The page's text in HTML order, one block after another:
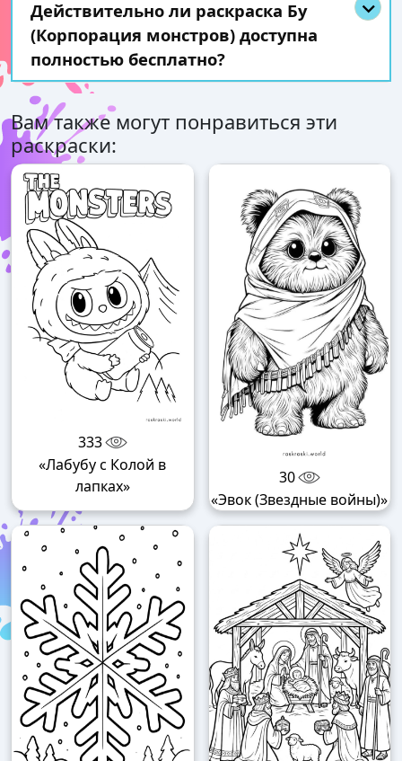
Действительно ли раскраска Бу
(Корпорация монстров) доступна
полностью бесплатно?
Вам также могут понравиться эти
раскраски:
333
«Лабубу с Колой в
лапках»
30
«Эвок (Звездные войны)»